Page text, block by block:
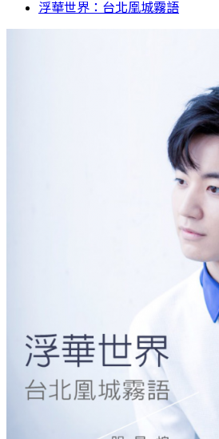
浮華世界：台北凰城霧語